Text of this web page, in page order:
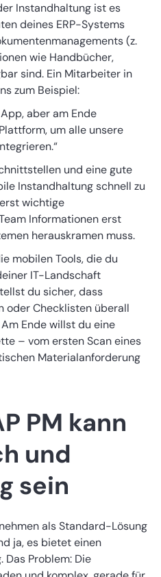
Instandhaltung ist es
deines ERP-Systems
(z.
wie Handbücher,
sind. Ein Mitarbeiter in
zum Beispiel:
aber am Ende
um alle unsere
und eine gute
Instandhaltung schnell zu
wichtige
Informationen erst
herauskramen muss.
mobilen Tools, die du
IT-Landschaft
du sicher, dass
oder Checklisten überall
Ende willst du eine
– vom ersten Scan eines
Materialanforderung
PM kann
und
sein
als Standard-Lösung
ja, es bietet einen
Das Problem: Die